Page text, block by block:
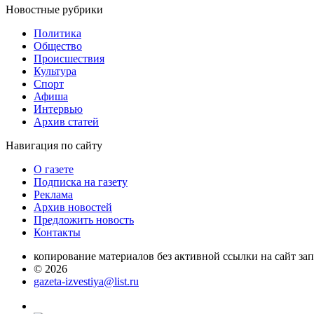
Новостные рубрики
Политика
Общество
Проиcшествия
Культура
Спорт
Афиша
Интервью
Архив статей
Навигация по сайту
О газете
Подписка на газету
Реклама
Архив новостей
Предложить новость
Контакты
копирование материалов без активной ссылки на сайт
© 2026
gazeta-izvestiya@list.ru